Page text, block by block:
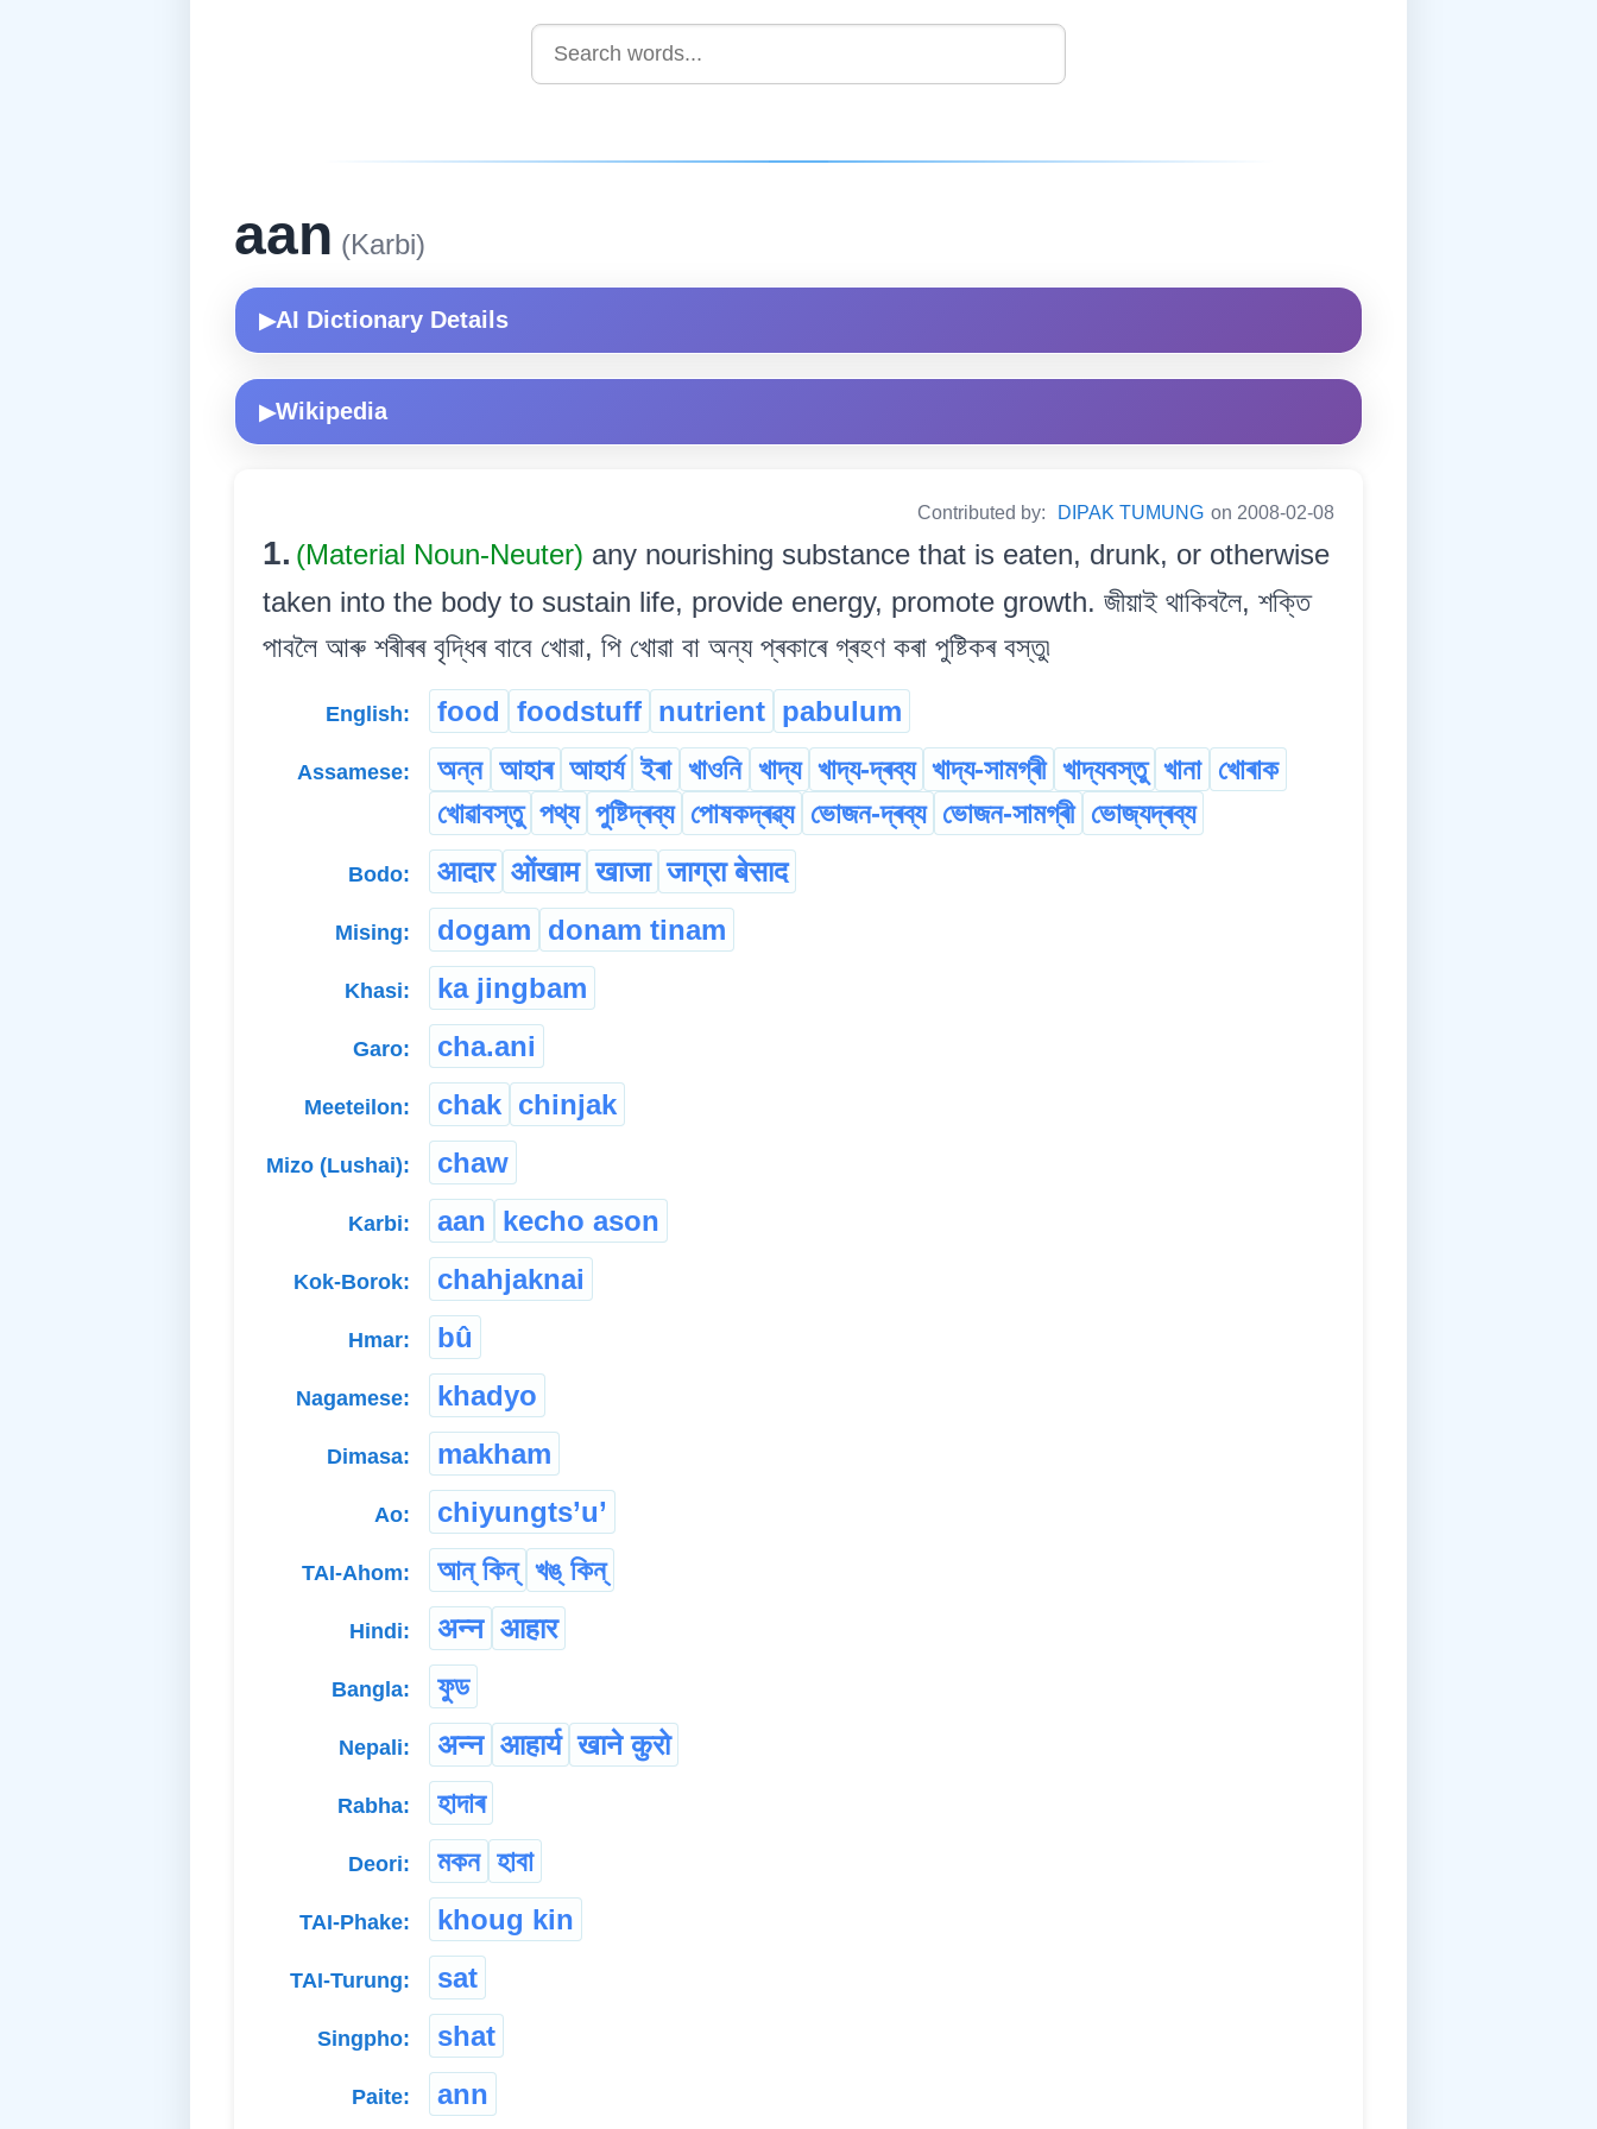
aan (Karbi)
▶AI Dictionary Details
▶Wikipedia
Contributed by: DIPAK TUMUNG on 2008-02-08
1. (Material Noun-Neuter) any nourishing substance that is eaten, drunk, or otherwise
taken into the body to sustain life, provide energy, promote growth. জীয়াই থাকিবলৈ, শক্তি
পাবলৈ আৰু শৰীৰৰ বৃদ্ধিৰ বাবে খোৱা, পি খোৱা বা অন্য প্ৰকাৰে গ্ৰহণ কৰা পুষ্টিকৰ বস্তু৷
English: food foodstuff nutrient pabulum
Assamese: অন্ন আহাৰ আহাৰ্য ইৰা খাওনি খাদ্য খাদ্য-দ্ৰব্য খাদ্য-সামগ্ৰী খাদ্যবস্তু খানা খোৰাক
খোৱাবস্তু পথ্য পুষ্টিদ্ৰব্য পোষকদ্ৰৱ্য ভোজন-দ্ৰব্য ভোজন-সামগ্ৰী ভোজ্যদ্ৰব্য
Bodo: आदार ओंखाम खाजा जाग्रा बेसाद
Mising: dogam donam tinam
Khasi: ka jingbam
Garo: cha.ani
Meeteilon: chak chinjak
Mizo (Lushai): chaw
Karbi: aan kecho ason
Kok-Borok: chahjaknai
Hmar: bû
Nagamese: khadyo
Dimasa: makham
Ao: chiyungts’u’
TAI-Ahom: আন্ কিন্ খঙ্ কিন্
Hindi: अन्न आहार
Bangla: ফুড
Nepali: अन्न आहार्य खाने कुरो
Rabha: হাদাৰ
Deori: মকন হাবা
TAI-Phake: khoug kin
TAI-Turung: sat
Singpho: shat
Paite: ann